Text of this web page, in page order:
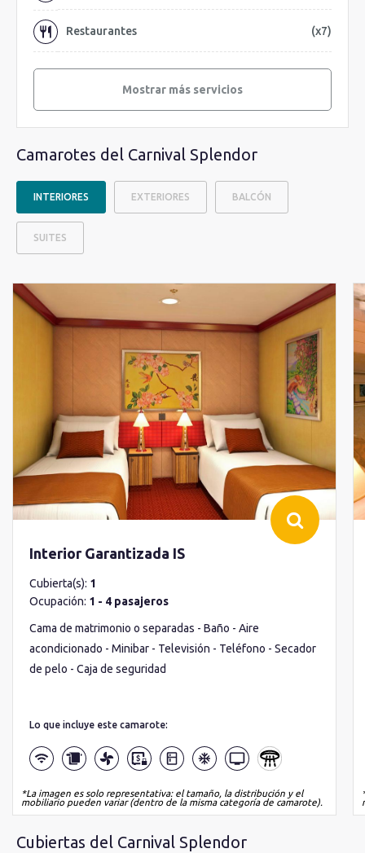
Restaurantes (x7)
Mostrar más servicios
Camarotes del Carnival Splendor
INTERIORES EXTERIORES BALCÓN
SUITES
Interior Garantizada IS
Cubierta(s): 1
Ocupación: 1 - 4 pasajeros
Cama de matrimonio o separadas - Baño - Aire
acondicionado - Minibar - Televisión - Teléfono - Secador
de pelo - Caja de seguridad
Lo que incluye este camarote:
*La imagen es solo representativa: el tamaño, la distribución y el
mobiliario pueden variar (dentro de la misma categoría de camarote).
Cubiertas del Carnival Splendor